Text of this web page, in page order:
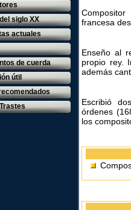
siglo XX
actuales
de cuerda
útil
francesa
Enseño al
propio rey.
además
Escribió
órdenes
los